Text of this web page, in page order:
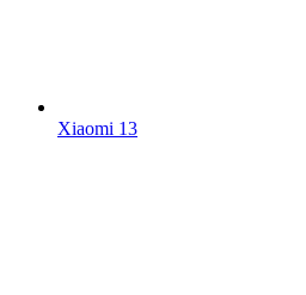
Xiaomi 13